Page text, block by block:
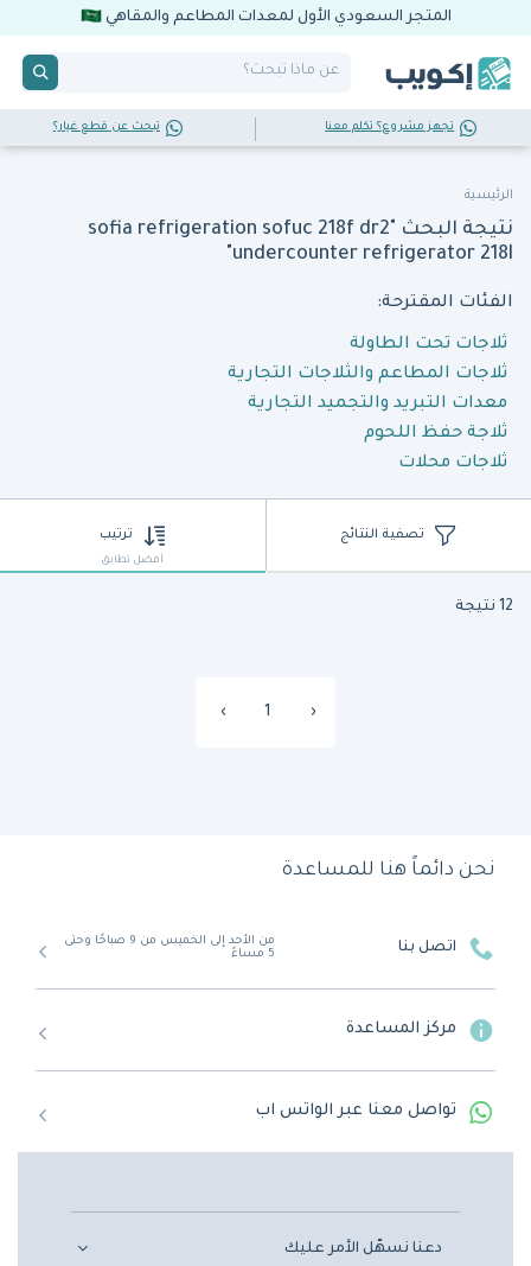
المتجر السعودي الأول لمعدات المطاعم والمقاهي
تجهز مشروع؟ تكلم معنا تبحث عن قطع غيار؟
الرئيسية
نتيجة البحث "sofia refrigeration sofuc 218f dr2
undercounter refrigerator 218l"
الفئات المقترحة:
ثلاجات تحت الطاولة
ثلاجات المطاعم والثلاجات التجارية
معدات التبريد والتجميد التجارية
ثلاجة حفظ اللحوم
ثلاجات محلات
تصفية النتائج ترتيب
أفضل تطابق
12 نتيجة
‹
1
›
نحن دائماً هنا للمساعدة
اتصل بنا
من الأحد إلى الخميس من 9 صباحًا وحتى
5 مساءً
مركز المساعدة
تواصل معنا عبر الواتس اب
دعنا نسهّل الأمر عليك